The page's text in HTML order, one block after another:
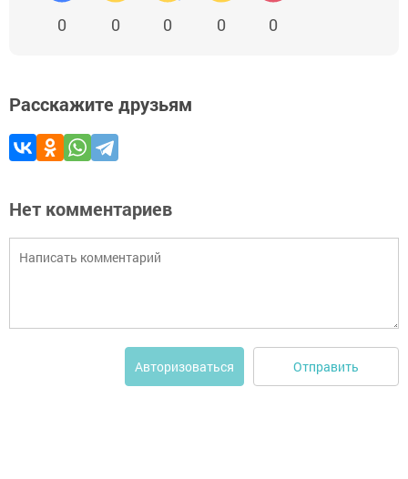
0 0 0 0 0
Расскажите друзьям
Нет комментариев
Авторизоваться Отправить